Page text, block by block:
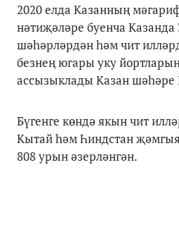
2020 елда Казанның
нәтиҗәләре буенча
шәһәрләрдән һәм чит
безнең югары уку
ассызыклады Казан шәһәре
Бүгенге көндә якын чит
Кытай һәм Һиндстан
808 урын әзерләнгән.